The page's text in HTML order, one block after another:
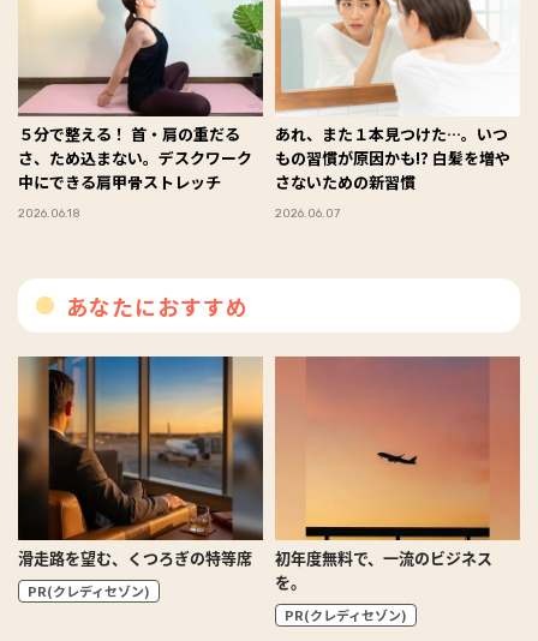
５分で整える！ 首・肩の重だる
さ、ため込まない。デスクワーク
中にできる肩甲骨ストレッチ
2026.06.18
あれ、また１本見つけた…。いつ
もの習慣が原因かも!? 白髪を増や
さないための新習慣
2026.06.07
あなたにおすすめ
滑走路を望む、くつろぎの特等席
PR(クレディセゾン)
初年度無料で、一流のビジネス
を。
PR(クレディセゾン)